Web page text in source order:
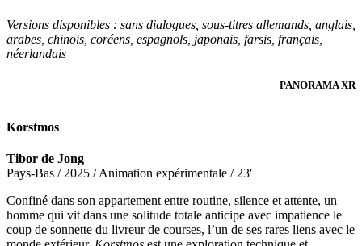
Versions disponibles : sans dialogues, sous-titres allemands, anglais,
arabes, chinois, coréens, espagnols, japonais, farsis, français,
néerlandais
PANORAMA XR
Korstmos
Tibor de Jong
Pays-Bas / 2025 / Animation expérimentale / 23′
Confiné dans son appartement entre routine, silence et attente, un
homme qui vit dans une solitude totale anticipe avec impatience le
coup de sonnette du livreur de courses, l’un de ses rares liens avec le